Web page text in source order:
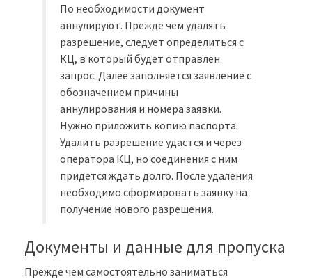
По необходимости документ
аннулируют. Прежде чем удалять
разрешение, следует определиться с
КЦ, в который будет отправлен
запрос. Далее заполняется заявление с
обозначением причины
аннулирования и номера заявки.
Нужно приложить копию паспорта.
Удалить разрешение удастся и через
оператора КЦ, но соединения с ним
придется ждать долго. После удаления
необходимо сформировать заявку на
получение нового разрешения.
Документы и данные для пропуска
Прежде чем самостоятельно заниматься